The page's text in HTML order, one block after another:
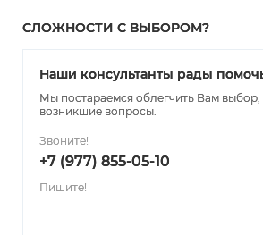
СЛОЖНОСТИ С ВЫБОРОМ?
Наши консультанты рады
Мы постараемся облегчить Вам выбор,
возникшие вопросы.
Звоните!
+7 (977) 855-05-10
Пишите!